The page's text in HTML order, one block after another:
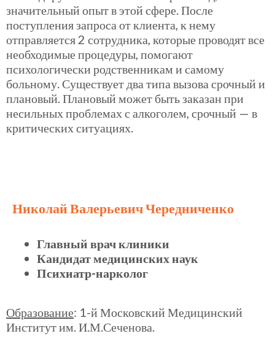
значительный опыт в этой сфере. После
поступления запроса от клиента, к нему
отправляется 2 сотрудника, которые проводят все
необходимые процедуры, помогают
психологически родственникам и самому
больному. Существует два типа вызова срочный и
плановый. Плановый может быть заказан при
несильных проблемах с алкоголем, срочный — в
критических ситуациях.
Николай Валерьевич Чередниченко
Главный врач клиники
Кандидат медицинских наук
Психиатр-нарколог
Образование: 1-й Московский Медицинский
Институт им. И.М.Сеченова.